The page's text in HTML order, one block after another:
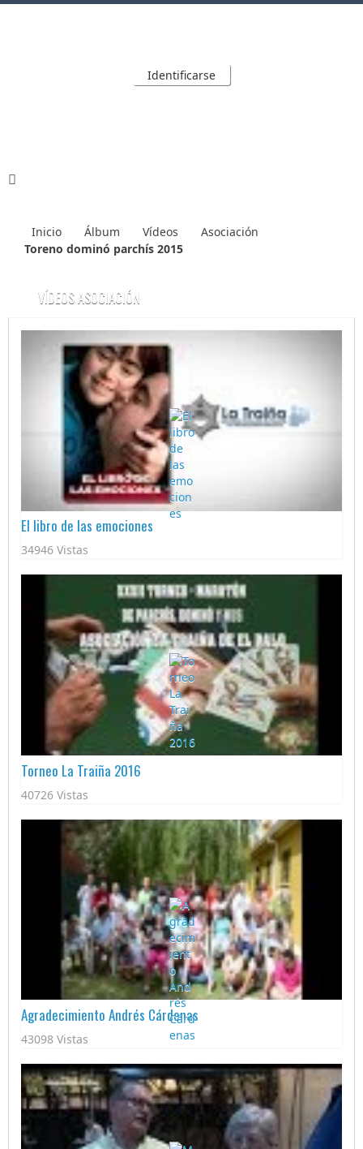
Identificarse
Inicio Álbum Vídeos
Asociación
Toreno dominó parchís 2015
VÍDEOS ASOCIACIÓN
El libro de las emociones
34946 Vistas
Torneo La Traiña 2016
40726 Vistas
Agradecimiento Andrés Cárdenas
43098 Vistas